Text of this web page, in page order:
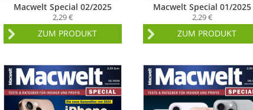
Macwelt Special 02/2025
2,29 €
ZUM PRODUKT
Macwelt Special 01/2025
2,29 €
ZUM PRODUKT